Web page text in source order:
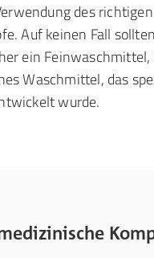
des
Auf keinen Fall
ein Feinwaschmittel,
Waschmittel, das
wurde.